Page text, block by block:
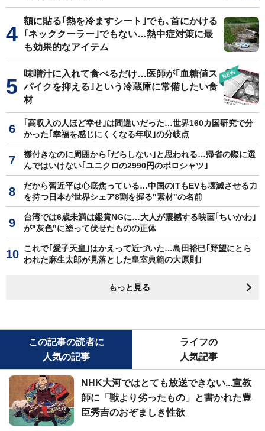
額に貼る｢熱を冷ますシート｣でも､首にかける
｢ネッククーラー｣でもない…熱中症対策に最
も効果的なアイテム
味噌汁に入れて食べるだけ…医師が｢血糖値ス
パイクを抑える｣という冷蔵庫に常備したい食
材
｢高収入の人ほど幸せ｣は間違いだった…世界160カ国研究で分
かった｢幸福を感じにくくなる年収｣の分岐点
襟付きなのに周囲から｢だらしない｣と思われる…帰省の際に選
んではいけない｢ユニクロの2990円のポロシャツ｣
だから習近平は心底焦っている…中国のITもEVも壊滅させる力
を持つ日本が世界シェア8割を握る"素材"の名前
台湾では6歳未満は鑑賞NGに…大人が震撼する映画｢ちいかわ｣
が"灰色"に塗って伏せたものの正体
これで｢愛子天皇｣はかえって近づいた…島田裕巳｢野望にとら
われた麻生太郎が見落とした皇室典範の大原則｣
もっと見る
この記事の読者に
人気の記事
ライフの
人気記事
NHK大河ではとても放送できない...宣教
師に「獣より劣ったもの」と書かれた豊
臣秀吉のおぞましき性欲